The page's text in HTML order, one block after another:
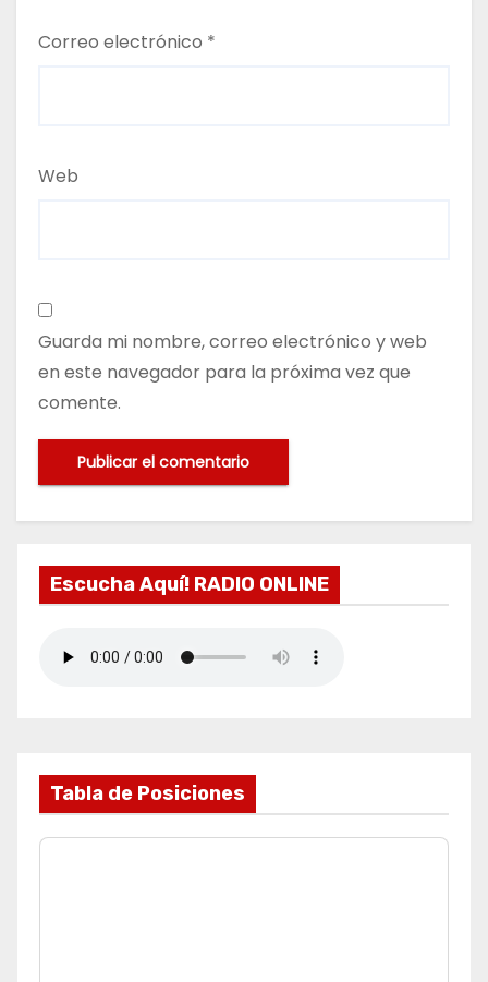
Correo electrónico *
Web
Guarda mi nombre, correo electrónico y web
en este navegador para la próxima vez que
comente.
Escucha Aquí! RADIO ONLINE
Tabla de Posiciones